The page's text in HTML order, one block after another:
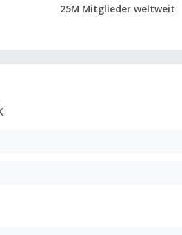
25M Mitglieder weltweit